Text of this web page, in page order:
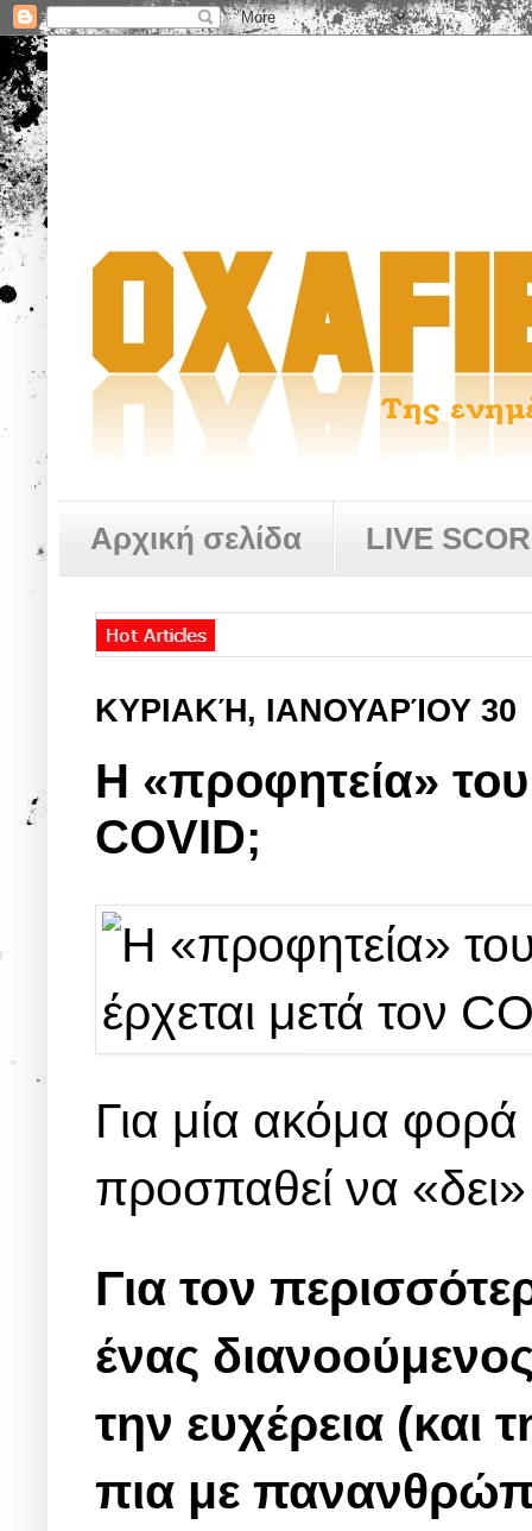
Αρχική σελίδα LIVE
ΚΥΡΙΑΚΉ, ΙΑΝΟΥΑΡΊΟΥ 30
H «προφητεία» του
COVID;
Για μία ακόμα
προσπαθεί να
Για τον
ένας
την ευχέρεια (και
πια με